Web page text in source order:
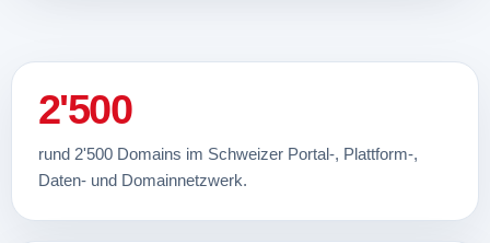
2'500
rund 2'500 Domains im Schweizer Portal-, Plattform-,
Daten- und Domainnetzwerk.